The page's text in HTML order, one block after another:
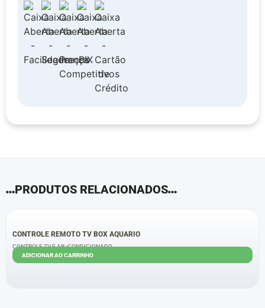
PRODUTOS RELACIONADOS
CONTROLE REMOTO TV BOX AQUARIO
CONTROLE TV E AR -CONDICIONADO
ADICIONAR AO CARRINHO